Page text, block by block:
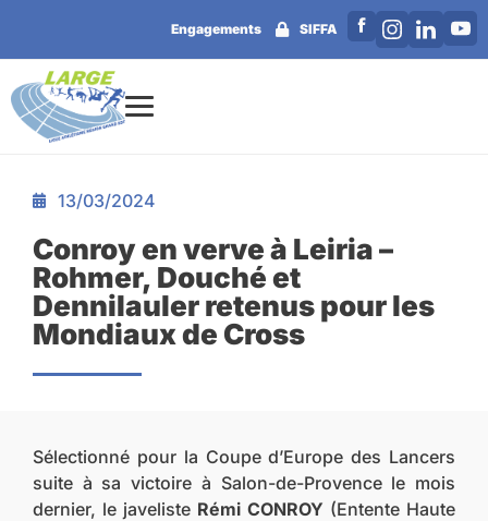
Engagements SIFFA
13/03/2024
Conroy en verve à Leiria –
Rohmer, Douché et
Dennilauler retenus pour les
Mondiaux de Cross
Sélectionné pour la Coupe d’Europe des Lancers
suite à sa victoire à Salon-de-Provence le mois
dernier, le javeliste Rémi CONROY (Entente Haute